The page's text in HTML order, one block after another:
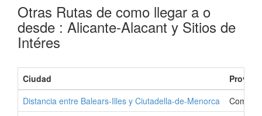
Otras Rutas de como llegar a o
desde : Alicante-Alacant y Sitios de
Intéres
Ciudad
Distancia entre Balears-Illes y Ciutadella-de-Menorca
Como Ir